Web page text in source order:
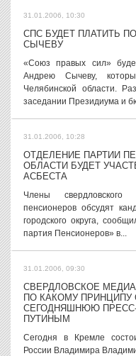
31.01.2006, 10:30
СПС БУДЕТ ПЛАТИТЬ
СЫЧЕВУ
«Союз правых сил»
Андрею Сычеву,
Челябинской области.
заседании Президиума и
31.01.2006, 10:28
ОТДЕЛЕНИЕ ПАРТИИ
ОБЛАСТИ БУДЕТ
АСБЕСТА
Члены свердловского
пенсионеров обсудят
городского округа,
партия Пенсионеров» в...
31.01.2006, 09:30
СВЕРДЛОВСКОЕ
ПО КАКОМУ
СЕГОДНЯШНЮЮ
ПУТИНЫМ
Сегодня в Кремле
России Владимира